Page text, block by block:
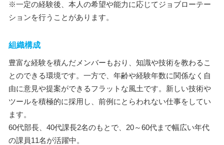
※一定の経験後、本人の希望や能力に応じてジョブローテー
ションを行うことがあります。
組織構成
豊富な経験を積んだメンバーもおり、知識や技術を教わるこ
とのできる環境です。一方で、年齢や経験年数に関係なく自
由に意見や提案ができるフラットな風土です。新しい技術や
ツールを積極的に採用し、前例にとらわれない仕事をしてい
ます。
60代部長、40代課長2名のもとで、20～60代まで幅広い年代
の課員11名が活躍中。